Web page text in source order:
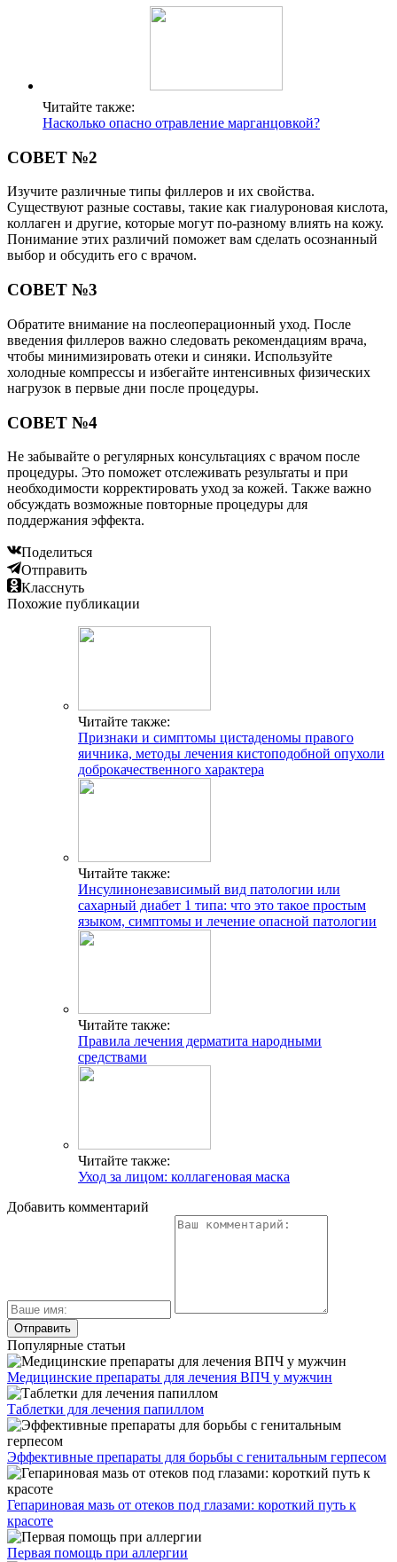
Читайте также:
Насколько опасно отравление марганцовкой?
СОВЕТ №2
Изучите различные типы филлеров и их свойства.
Существуют разные составы, такие как гиалуроновая кислота,
коллаген и другие, которые могут по-разному влиять на кожу.
Понимание этих различий поможет вам сделать осознанный
выбор и обсудить его с врачом.
СОВЕТ №3
Обратите внимание на послеоперационный уход. После
введения филлеров важно следовать рекомендациям врача,
чтобы минимизировать отеки и синяки. Используйте
холодные компрессы и избегайте интенсивных физических
нагрузок в первые дни после процедуры.
СОВЕТ №4
Не забывайте о регулярных консультациях с врачом после
процедуры. Это поможет отслеживать результаты и при
необходимости корректировать уход за кожей. Также важно
обсуждать возможные повторные процедуры для
поддержания эффекта.
Поделиться
Отправить
Класснуть
Похожие публикации
Читайте также:
Признаки и симптомы цистаденомы правого
яичника, методы лечения кистоподобной опухоли
доброкачественного характера
Читайте также:
Инсулинонезависимый вид патологии или
сахарный диабет 1 типа: что это такое простым
языком, симптомы и лечение опасной патологии
Читайте также:
Правила лечения дерматита народными
средствами
Читайте также:
Уход за лицом: коллагеновая маска
Добавить комментарий
Популярные статьи
Медицинские препараты для лечения ВПЧ у мужчин
Таблетки для лечения папиллом
Эффективные препараты для борьбы с генитальным герпесом
Гепариновая мазь от отеков под глазами: короткий путь к
красоте
Первая помощь при аллергии